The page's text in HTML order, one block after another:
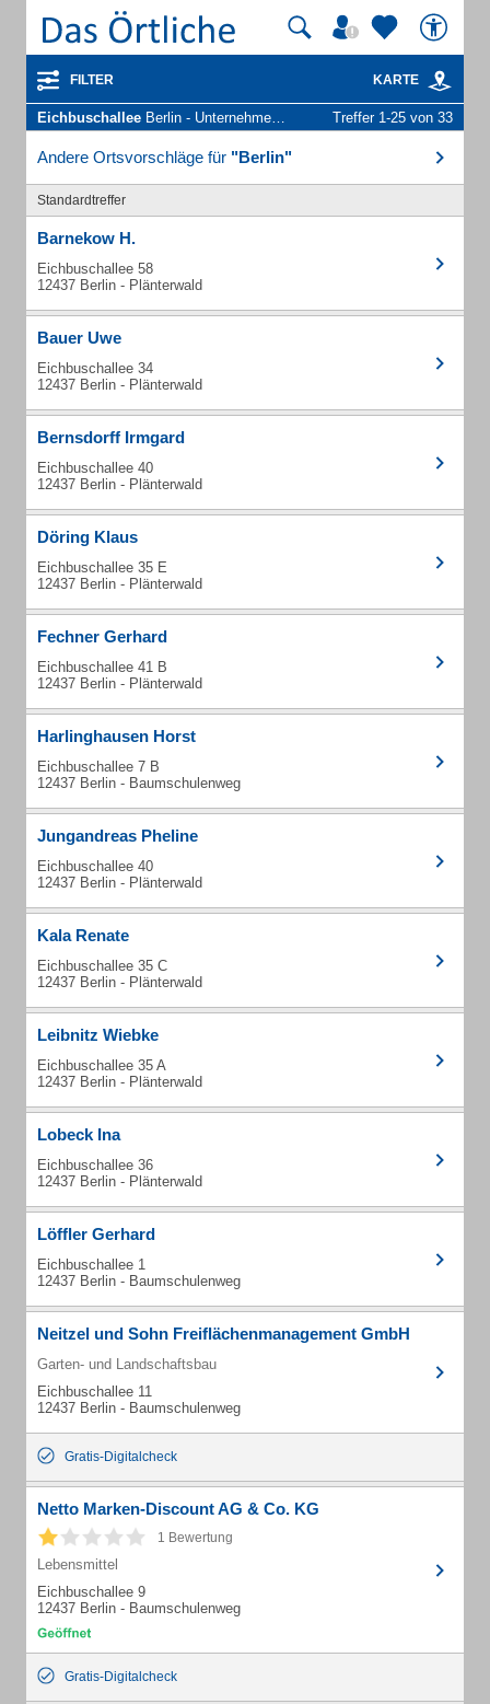
FILTER KARTE
Eichbuschallee Berlin - Unternehmen und Personen Treffer 1-25 von 33
Andere Ortsvorschläge für "Berlin"
Standardtreffer
Barnekow H.
Eichbuschallee 58
12437 Berlin - Plänterwald
Bauer Uwe
Eichbuschallee 34
12437 Berlin - Plänterwald
Bernsdorff Irmgard
Eichbuschallee 40
12437 Berlin - Plänterwald
Döring Klaus
Eichbuschallee 35 E
12437 Berlin - Plänterwald
Fechner Gerhard
Eichbuschallee 41 B
12437 Berlin - Plänterwald
Harlinghausen Horst
Eichbuschallee 7 B
12437 Berlin - Baumschulenweg
Jungandreas Pheline
Eichbuschallee 40
12437 Berlin - Plänterwald
Kala Renate
Eichbuschallee 35 C
12437 Berlin - Plänterwald
Leibnitz Wiebke
Eichbuschallee 35 A
12437 Berlin - Plänterwald
Lobeck Ina
Eichbuschallee 36
12437 Berlin - Plänterwald
Löffler Gerhard
Eichbuschallee 1
12437 Berlin - Baumschulenweg
Neitzel und Sohn Freiflächenmanagement GmbH
Garten- und Landschaftsbau
Eichbuschallee 11
12437 Berlin - Baumschulenweg
Gratis-Digitalcheck
Netto Marken-Discount AG & Co. KG
1 Bewertung
Lebensmittel
Eichbuschallee 9
12437 Berlin - Baumschulenweg
Gratis-Digitalcheck